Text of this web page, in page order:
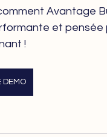
Avantage
et pensée
!
DEMO